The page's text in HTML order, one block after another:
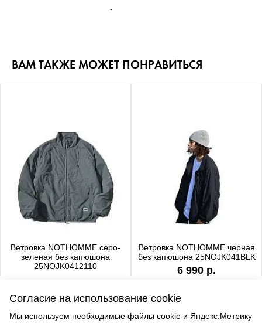
-
ВАМ ТАКЖЕ МОЖЕТ ПОНРАВИТЬСЯ
Ветровка NOTHOMME серо-
зеленая без капюшона
25NOJK0412110
Ветровка NOTHOMME черная
без капюшона 25NOJK041BLK
6 990 р.
Согласие на использование cookie
Мы используем необходимые файлы cookie и Яндекс.Метрику